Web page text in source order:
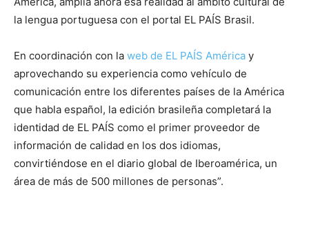
la lengua portuguesa con el portal EL PAÍS Brasil.
En coordinación con la web de EL PAÍS América y
aprovechando su experiencia como vehículo de
comunicación entre los diferentes países de la América
que habla español, la edición brasileña completará la
identidad de EL PAÍS como el primer proveedor de
información de calidad en los dos idiomas,
convirtiéndose en el diario global de Iberoamérica, un
área de más de 500 millones de personas”.